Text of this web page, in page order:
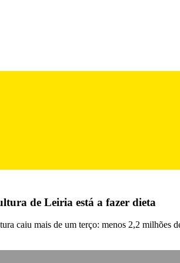
de Leiria está a fazer dieta
caiu mais de um terço: menos 2,2 milhões